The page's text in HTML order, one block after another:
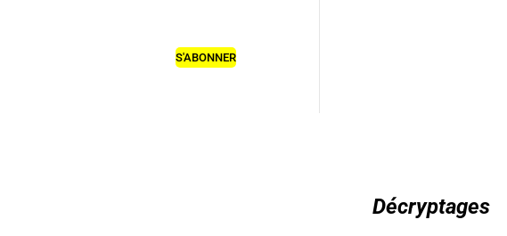
S'ABONNER
Décryptages